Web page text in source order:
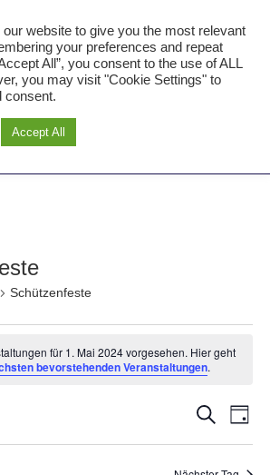
Concordia
1923
Schützenfeste
für 1. Mai 2024 vorgesehen. Hier geht
bevorstehenden Veranstaltungen.
Suche
SUCHE
TAG
website to give you the most relevant
your preferences and repeat
All”, you consent to the use of ALL
you may visit "Cookie Settings" to
consent.
Accept All